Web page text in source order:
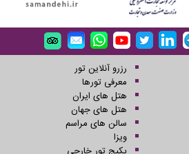
رزرو آنلاین تور
معرفی تورها
هتل های ایران
هتل های جهان
سالن های مراسم
ویزا